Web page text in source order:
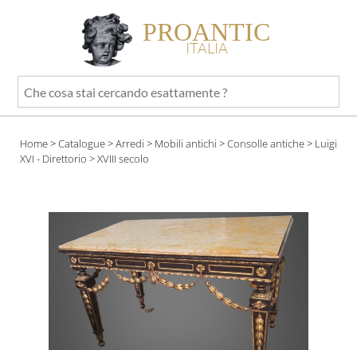
PROANTIC
ITALIA
Che
cosa
cercando
esattamente
Home>Catalogue>Arredi > Mobili antichi >Consolle antiche> Luigi
XVI - Direttorio > XVIII secolo